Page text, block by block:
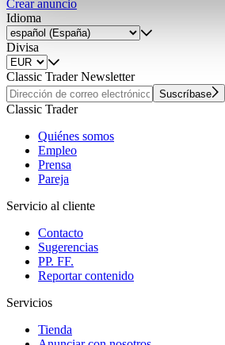
Partner führen diese Informationen
weiteren Daten zusammen, die Sie
haben oder die sie im Rahmen Ihrer
gesammelt haben.
Crear anuncio
Idioma
Divisa
Classic Trader Newsletter
Suscríbase
Classic Trader
Quiénes somos
Empleo
Prensa
Pareja
Servicio al cliente
Contacto
Sugerencias
PP. FF.
Reportar contenido
Servicios
Tienda